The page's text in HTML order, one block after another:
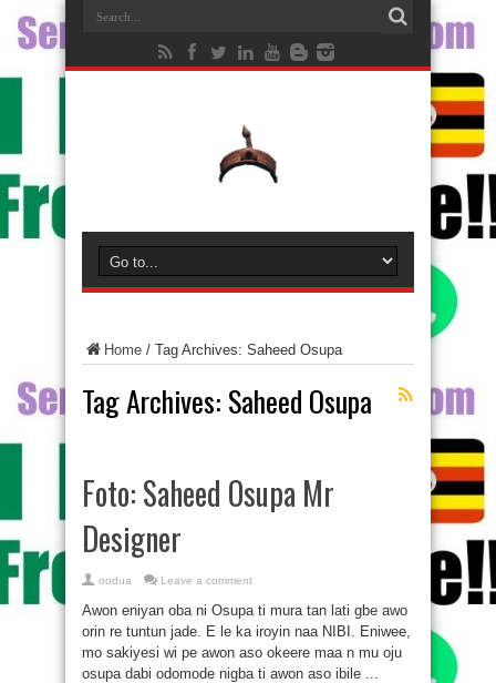
Home / Tag Archives: Saheed Osupa
Tag Archives: Saheed Osupa
Foto: Saheed Osupa Mr
Designer
oodua Leave a comment
Awon eniyan oba ni Osupa ti mura tan lati gbe awo
orin re tuntun jade. E le ka iroyin naa NIBI. Eniwee,
mo sakiyesi wi pe awon aso okeere maa n mu oju
osupa dabi odomode nigba ti awon aso ibile ...